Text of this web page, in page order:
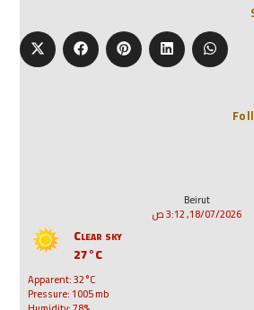
Beirut
18/07/2026, 3:12 ص
Clear sky
27°C
Apparent: 32°C
Pressure: 1005 mb